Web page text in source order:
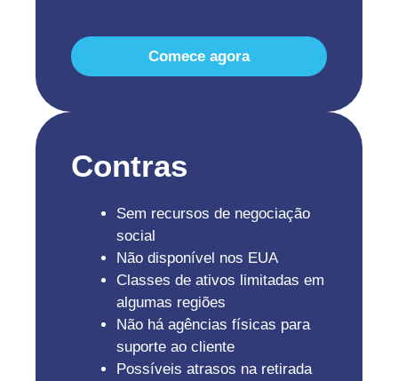
Comece agora
Contras
Sem recursos de negociação
social
Não disponível nos EUA
Classes de ativos limitadas em
algumas regiões
Não há agências físicas para
suporte ao cliente
Possíveis atrasos na retirada